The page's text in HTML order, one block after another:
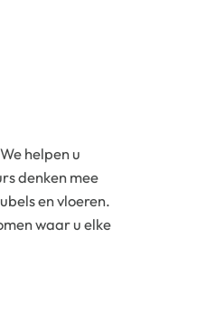
helpen u
denken mee
en vloeren.
waar u elke